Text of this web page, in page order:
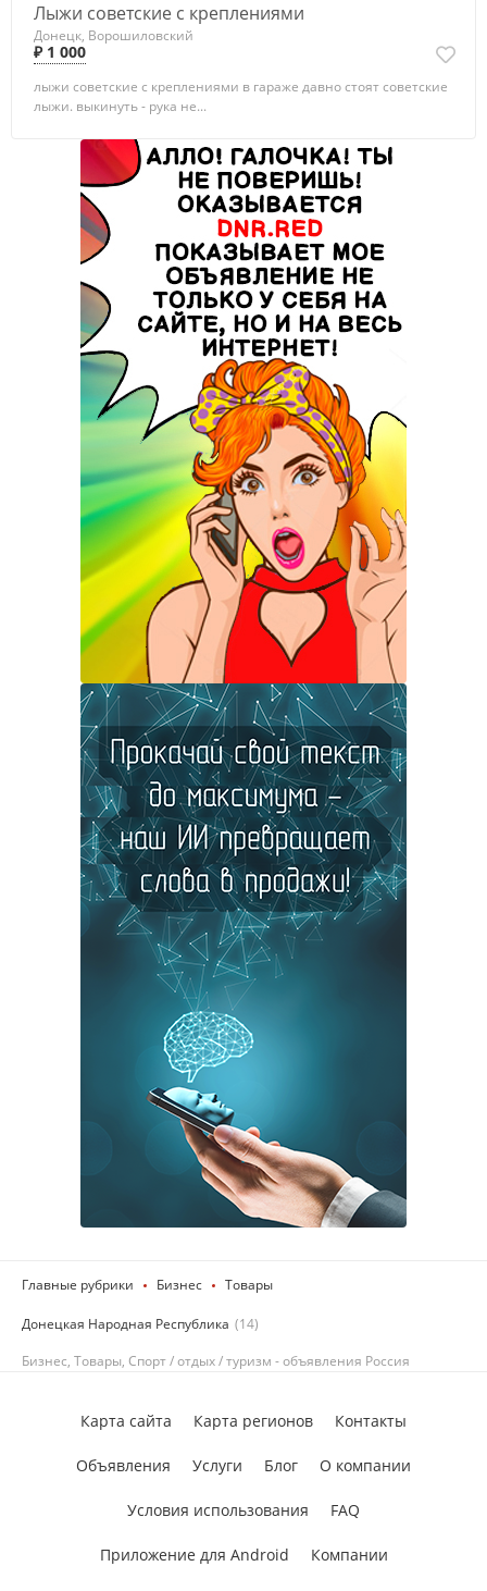
Лыжи советские с креплениями
Донецк, Ворошиловский
₽ 1 000
лыжи советские с креплениями в гараже давно стоят советские
лыжи. выкинуть - рука не...
Главные рубрики Бизнес Товары
Донецкая Народная Республика (14)
Бизнес, Товары, Спорт / отдых / туризм - объявления Россия
Карта сайта Карта регионов Контакты
Объявления Услуги Блог О компании
Условия использования FAQ
Приложение для Android Компании